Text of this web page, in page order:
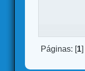
Páginas: [1]